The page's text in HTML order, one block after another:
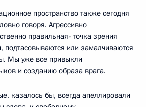
пространство также сегодня
говоря. Агрессивно
правильная» точка зрения
подтасовываются или замалчиваются
Мы уже все привыкли
и созданию образа врага.
казалось бы, всегда апеллировали